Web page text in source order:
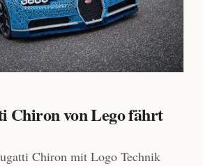
Chiron von Lego fährt
Chiron mit Logo Technik